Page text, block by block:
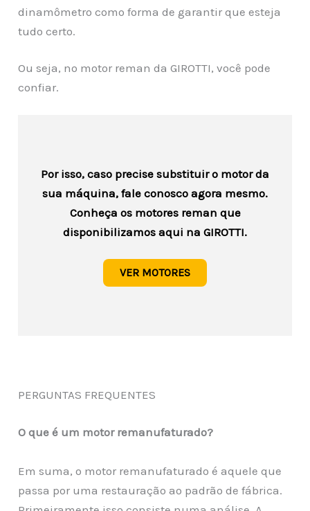
dinamômetro como forma de garantir que esteja
tudo certo.
Ou seja, no motor reman da GIROTTI, você pode
confiar.
Por isso, caso precise substituir o motor da
sua máquina, fale conosco agora mesmo.
Conheça os motores reman que
disponibilizamos aqui na GIROTTI.
VER MOTORES
PERGUNTAS FREQUENTES
O que é um motor remanufaturado?
Em suma, o motor remanufaturado é aquele que
passa por uma restauração ao padrão de fábrica.